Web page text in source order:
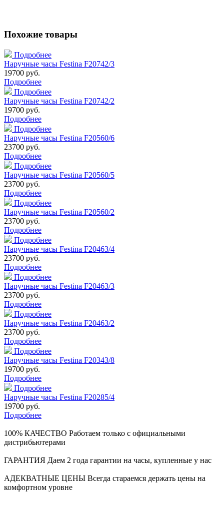
Похожие товары
Подробнее
Наручные часы Festina F20742/3
19700 руб.
Подробнее
Подробнее
Наручные часы Festina F20742/2
19700 руб.
Подробнее
Подробнее
Наручные часы Festina F20560/6
23700 руб.
Подробнее
Подробнее
Наручные часы Festina F20560/5
23700 руб.
Подробнее
Подробнее
Наручные часы Festina F20560/2
23700 руб.
Подробнее
Подробнее
Наручные часы Festina F20463/4
23700 руб.
Подробнее
Подробнее
Наручные часы Festina F20463/3
23700 руб.
Подробнее
Подробнее
Наручные часы Festina F20463/2
23700 руб.
Подробнее
Подробнее
Наручные часы Festina F20343/8
19700 руб.
Подробнее
Подробнее
Наручные часы Festina F20285/4
19700 руб.
Подробнее
100% КАЧЕСТВО Работаем только с официальными
дистрибьютерами
ГАРАНТИЯ Даем 2 года гарантии на часы, купленные у нас
АДЕКВАТНЫЕ ЦЕНЫ Всегда стараемся держать цены на
комфортном уровне